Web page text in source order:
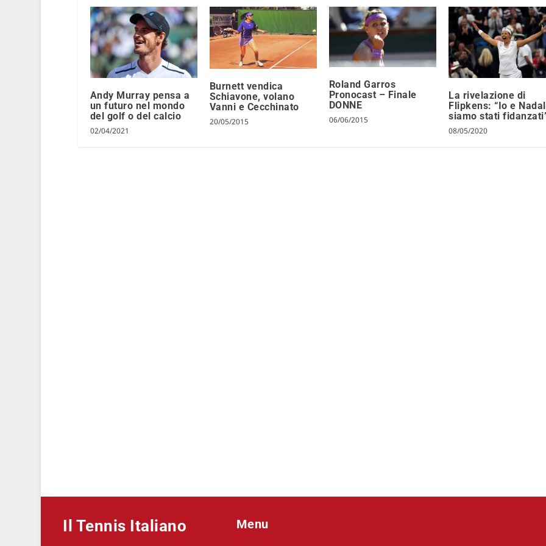
Andy Murray pensa a
un futuro nel mondo
del golf o del calcio
02/04/2021
Burnett vendica
Schiavone, volano
Vanni e Cecchinato
20/05/2015
Roland Garros
Pronocast – Finale
DONNE
06/06/2015
La rivelazione di
Flipkens: “Io e Nadal
siamo stati
08/05/2020
Il Tennis Italiano Menu